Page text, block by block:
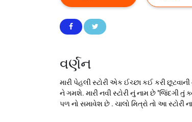
વર્ણન
મારી પેહલી સ્ટોરી એક ઈચ્છા કઈ કરી
ને ગમશે. મારી નવી સ્ટોરી નું નામ છે "જિંદગી
પળ નો સમાવેશ છે . ચાલો મિત્રો તો આ